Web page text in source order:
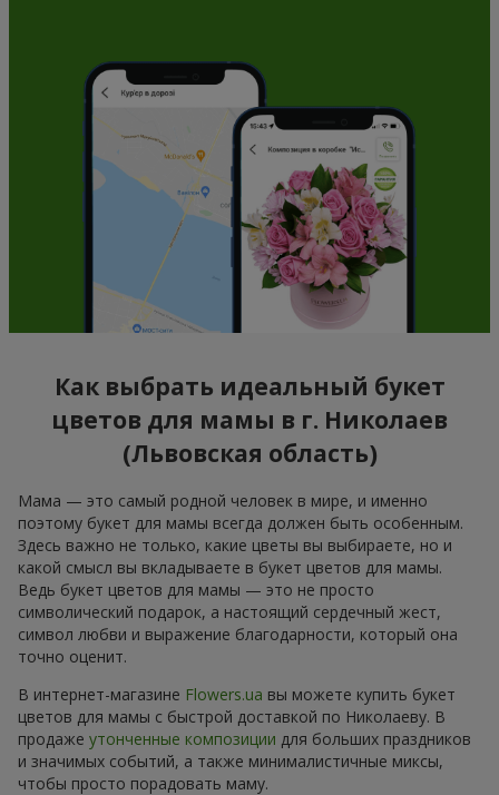
Как выбрать идеальный букет
цветов для мамы в г. Николаев
(Львовская область)
Мама — это самый родной человек в мире, и именно
поэтому букет для мамы всегда должен быть особенным.
Здесь важно не только, какие цветы вы выбираете, но и
какой смысл вы вкладываете в букет цветов для мамы.
Ведь букет цветов для мамы — это не просто
символический подарок, а настоящий сердечный жест,
символ любви и выражение благодарности, который она
точно оценит.
В интернет-магазине Flowers.ua вы можете купить букет
цветов для мамы с быстрой доставкой по Николаеву. В
продаже утонченные композиции для больших праздников
и значимых событий, а также минималистичные миксы,
чтобы просто порадовать маму.